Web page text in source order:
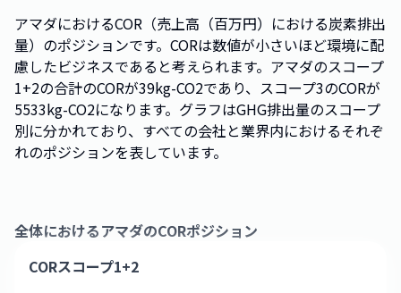
アマダにおけるCOR（売上高（百万円）における炭素排出
量）のポジションです。CORは数値が小さいほど環境に配
慮したビジネスであると考えられます。アマダのスコープ
1+2の合計のCORが39kg-CO2であり、スコープ3のCORが
5533kg-CO2になります。グラフはGHG排出量のスコープ
別に分かれており、すべての会社と業界内におけるそれぞ
れのポジションを表しています。
全体におけるアマダのCORポジション
CORスコープ1+2